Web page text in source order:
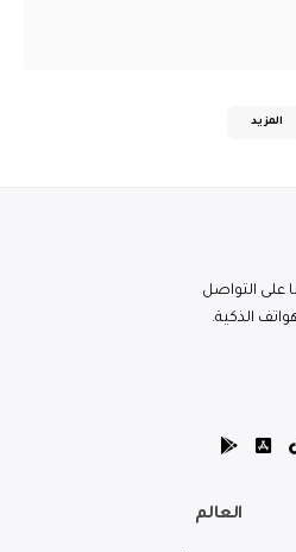
المزيد
على التواصل
الذكية.
العالم